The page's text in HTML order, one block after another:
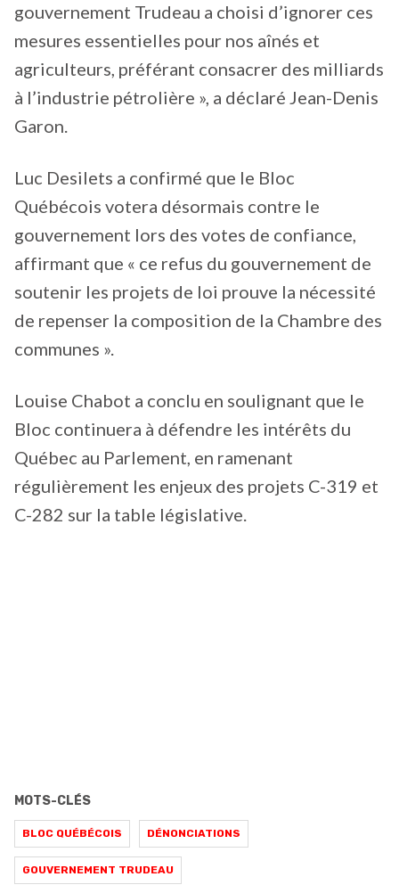
gouvernement Trudeau a choisi d’ignorer ces
mesures essentielles pour nos aînés et
agriculteurs, préférant consacrer des milliards
à l’industrie pétrolière », a déclaré Jean-Denis
Garon.
Luc Desilets a confirmé que le Bloc
Québécois votera désormais contre le
gouvernement lors des votes de confiance,
affirmant que « ce refus du gouvernement de
soutenir les projets de loi prouve la nécessité
de repenser la composition de la Chambre des
communes ».
Louise Chabot a conclu en soulignant que le
Bloc continuera à défendre les intérêts du
Québec au Parlement, en ramenant
régulièrement les enjeux des projets C-319 et
C-282 sur la table législative.
MOTS-CLÉS
BLOC QUÉBÉCOIS DÉNONCIATIONS
GOUVERNEMENT TRUDEAU